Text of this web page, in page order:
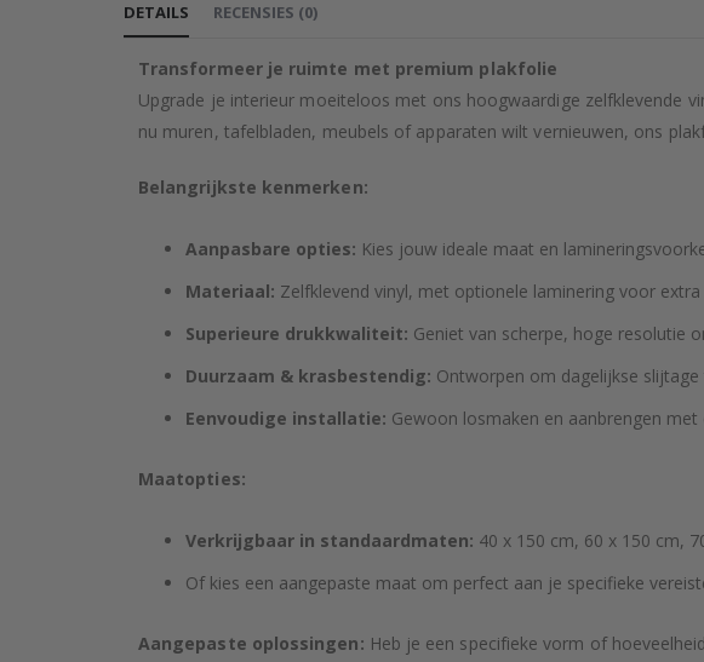
het
van
de
afbeeldingen-
DETAILS
Transformeer je ruimte met premium plakfolie
Upgrade je interieur moeiteloos met ons hoogwaardige zelfklevende
nu muren, tafelbladen, meubels of apparaten wilt vernieuwen, ons
Belangrijkste kenmerken:
Aanpasbare opties: Kies jouw ideale maat en
Materiaal: Zelfklevend vinyl, met optionele laminering voor extra
Superieure drukkwaliteit: Geniet van scherpe, hoge resolutie
Duurzaam & krasbestendig: Ontworpen om dagelijkse
Eenvoudige installatie: Gewoon losmaken en aanbrengen
Maatopties:
Verkrijgbaar in standaardmaten: 40 x 150 cm, 60 x 150 cm,
Of kies een aangepaste maat om perfect aan je specifieke
Aangepaste oplossingen: Heb je een specifieke vorm of
RECENSIES (0)